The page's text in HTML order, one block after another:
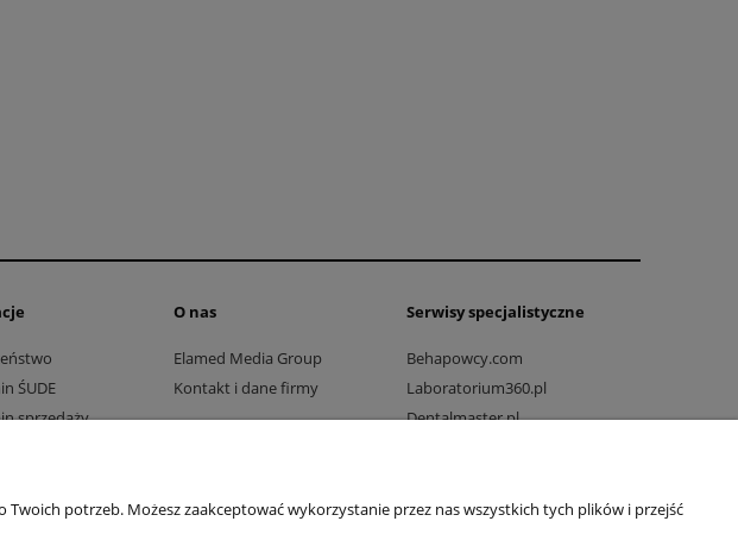
ŚUDE
sprzedaży
O nas
Elamed Media Group
Kontakt i dane firmy
Serwisy specjalistyczne
Behapowcy.com
Laboratorium360.pl
Dentalmaster.pl
Drogowo-mostowy.pl
potrzeb. Możesz zaakceptować wykorzystanie przez nas wszystkich tych plików i przejść